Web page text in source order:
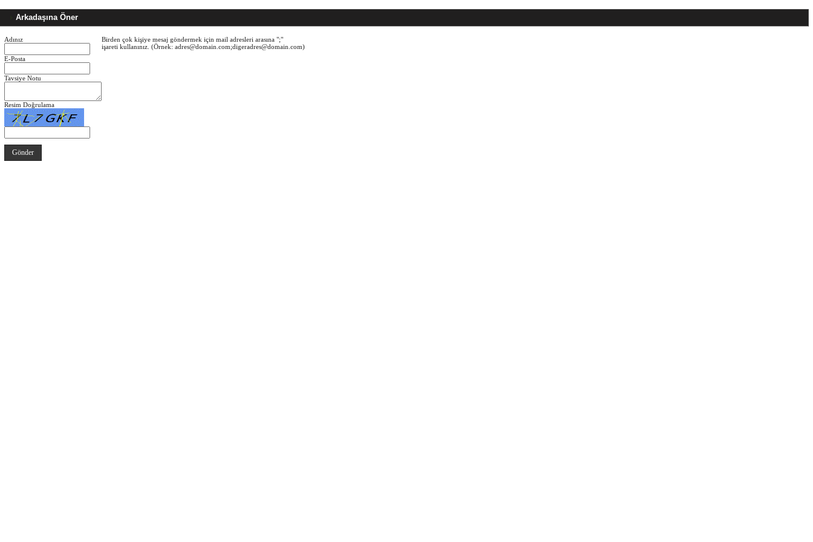
Arkadaşına Öner
Adınız
E-Posta
Tavsiye Notu
Resim Doğrulama
Birden çok kişiye mesaj göndermek için mail adresleri arasına ";"
işareti kullanınız. (Örnek: adres@domain.com;digeradres@domain.com)